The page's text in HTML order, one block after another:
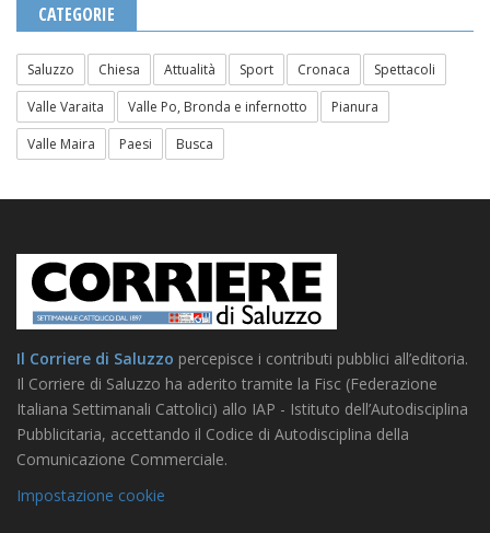
CATEGORIE
Saluzzo Chiesa Attualità Sport Cronaca
Spettacoli
Valle Varaita
Valle Po, Bronda e infernotto
Pianura
Valle Maira
Paesi Busca
Il Corriere di Saluzzo percepisce i contributi pubblici all’editoria.
Il Corriere di Saluzzo ha aderito tramite la Fisc (Federazione
Italiana Settimanali Cattolici) allo IAP - Istituto dell’Autodisciplina
Pubblicitaria, accettando il Codice di Autodisciplina della
Comunicazione Commerciale.
Impostazione cookie